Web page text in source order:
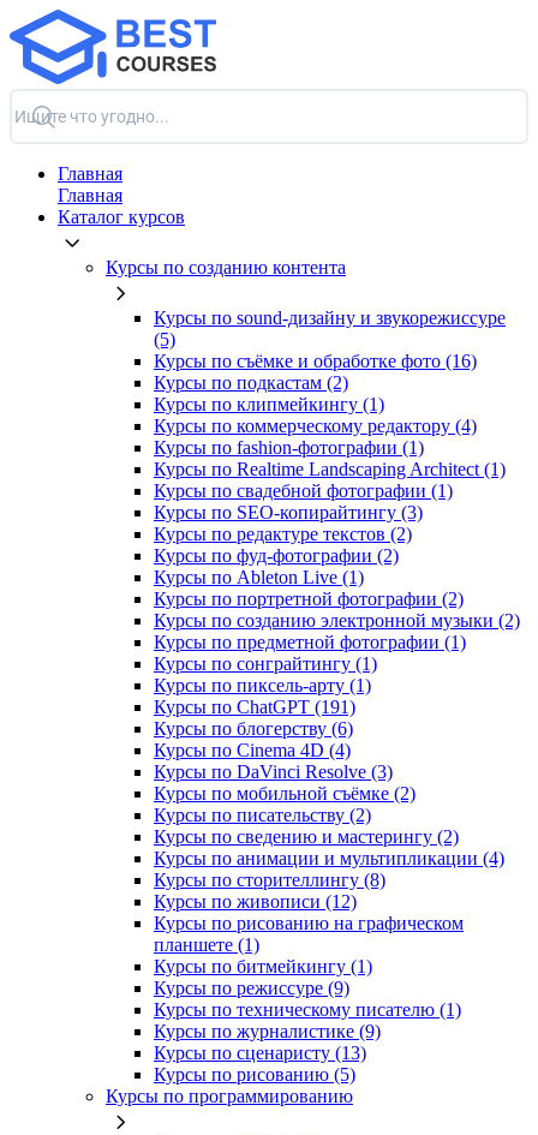
Главная
Главная
Каталог курсов
Курсы по созданию контента
Курсы по sound-дизайну и звукорежиссуре
(5)
Курсы по съёмке и обработке фото (16)
Курсы по подкастам (2)
Курсы по клипмейкингу (1)
Курсы по коммерческому редактору (4)
Курсы по fashion-фотографии (1)
Курсы по Realtime Landscaping Architect (1)
Курсы по свадебной фотографии (1)
Курсы по SEO-копирайтингу (3)
Курсы по редактуре текстов (2)
Курсы по фуд-фотографии (2)
Курсы по Ableton Live (1)
Курсы по портретной фотографии (2)
Курсы по созданию электронной музыки (2)
Курсы по предметной фотографии (1)
Курсы по сонграйтингу (1)
Курсы по пиксель-арту (1)
Курсы по ChatGPT (191)
Курсы по блогерству (6)
Курсы по Cinema 4D (4)
Курсы по DaVinci Resolve (3)
Курсы по мобильной съёмке (2)
Курсы по писательству (2)
Курсы по сведению и мастерингу (2)
Курсы по анимации и мультипликации (4)
Курсы по сторителлингу (8)
Курсы по живописи (12)
Курсы по рисованию на графическом
планшете (1)
Курсы по битмейкингу (1)
Курсы по режиссуре (9)
Курсы по техническому писателю (1)
Курсы по журналистике (9)
Курсы по сценаристу (13)
Курсы по рисованию (5)
Курсы по программированию